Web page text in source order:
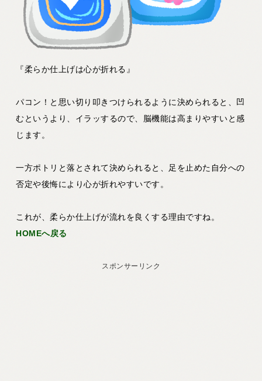
『柔らか仕上げは心が折れる』
パコン！と思い切り叩きつけられるように決められると、凹
むというより、イラッするので、脳機能は高まりやすいと感
じます。
一方ポトリと落とされて決められると、足を止めた自分への
否定や後悔により心が折れやすいです。
これが、柔らか仕上げが流れを良くする理由ですね。
HOMEへ戻る
スポンサーリンク